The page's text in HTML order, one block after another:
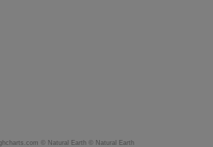
© Natural Earth © Natural Earth